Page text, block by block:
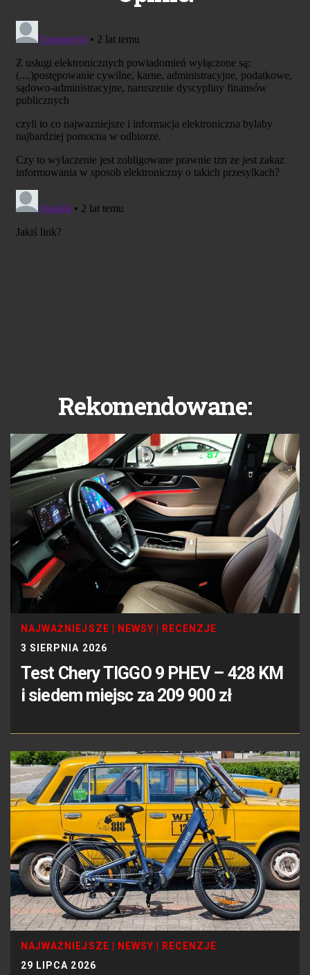
Rekomendowane:
NAJWAŻNIEJSZE NEWSY
RECENZJE
3 SIERPNIA 2026
Test Chery TIGGO 9 PHEV – 428 KM
i siedem miejsc za 209 900 zł
NAJWAŻNIEJSZE NEWSY
RECENZJE
29 LIPCA 2026